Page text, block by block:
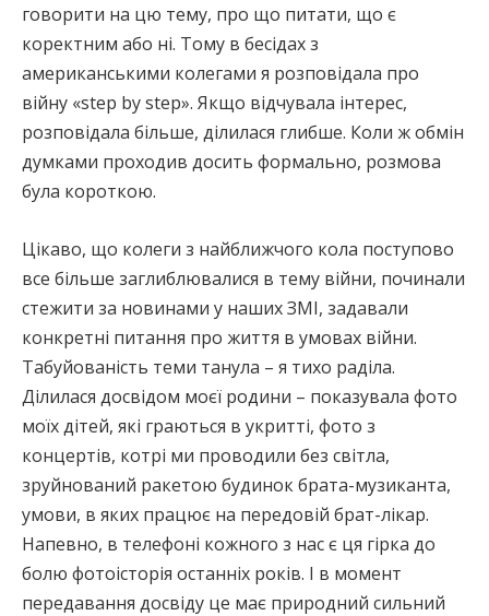
говорити на цю тему, про що питати, що є
коректним або ні. Тому в бесідах з
американськими колегами я розповідала про
війну «step by step». Якщо відчувала інтерес,
розповідала більше, ділилася глибше. Коли ж обмін
думками проходив досить формально, розмова
була короткою.
Цікаво, що колеги з найближчого кола поступово
все більше заглиблювалися в тему війни, починали
стежити за новинами у наших ЗМІ, задавали
конкретні питання про життя в умовах війни.
Табуйованість теми танула – я тихо раділа.
Ділилася досвідом моєї родини – показувала фото
моїх дітей, які граються в укритті, фото з
концертів, котрі ми проводили без світла,
зруйнований ракетою будинок брата-музиканта,
умови, в яких працює на передовій брат-лікар.
Напевно, в телефоні кожного з нас є ця гірка до
болю фотоісторія останніх років. І в момент
передавання досвіду це має природний сильний